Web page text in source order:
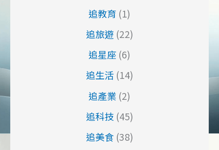
追教育 (1)
追旅遊 (22)
追星座 (6)
追生活(14)
追產業 (2)
追科技 (45)
追美食 (38)